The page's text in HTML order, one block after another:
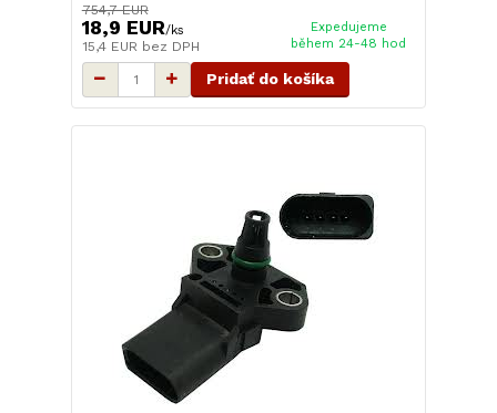
754,7 EUR
18,9 EUR/ks
15,4 EUR bez DPH
Expedujeme
během 24-48 hod
Pridať do košíka